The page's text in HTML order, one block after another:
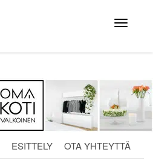
Avaa
valikko
ESITTELY OTA YHTEYTTÄ